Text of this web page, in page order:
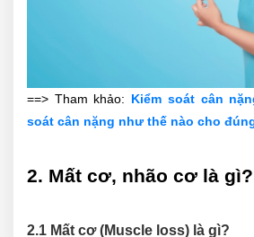
==> Tham khảo: Kiểm soát cân
soát cân nặng như thế nào cho
2. Mất cơ, nhão cơ là gì?
2.1 Mất cơ (Muscle loss) là gì?